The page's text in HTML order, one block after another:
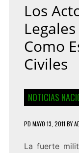
Los
Como
Civiles
NOTICIAS
PD MAYO 13, 2011 BY
La fuerte